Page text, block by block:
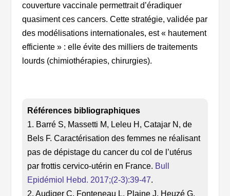
couverture vaccinale permettrait d’éradiquer
quasiment ces cancers. Cette stratégie, validée par
des modélisations internationales, est « hautement
efficiente » : elle évite des milliers de traitements
lourds (chimiothérapies, chirurgies).
Références bibliographiques
1. Barré S, Massetti M, Leleu H, Catajar N, de
Bels F. Caractérisation des femmes ne réalisant
pas de dépistage du cancer du col de l’utérus
par frottis cervico-utérin en France. Bull
Epidémiol Hebd. 2017;(2-3):39-47.
2. Audiger C, Fonteneau L, Plaine J, Heuzé G,